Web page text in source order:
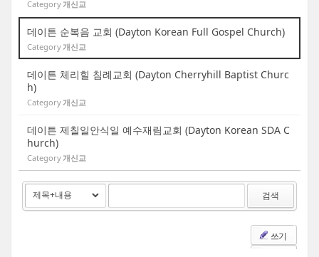
Category개신교
데이튼 순복음 교회 (Dayton Korean Full Gospel Church)
Category개신교
데이튼 체리힐 침례교회 (Dayton Cherryhill Baptist Churc
h)
Category개신교
데이튼 제칠일안식일 예수재림교회 (Dayton Korean SDA C
hurch)
Category개신교
검색
쓰기